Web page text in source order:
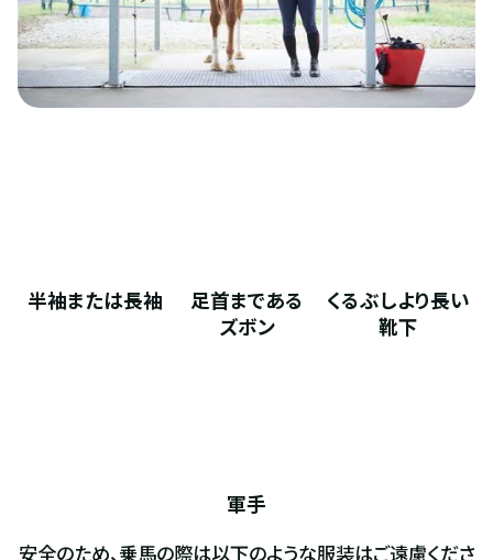
半袖または長袖
足首まである
ズボン
くるぶしより長い
靴下
軍手
安全のため、乗馬の際は以下のような服装はご遠慮くださ